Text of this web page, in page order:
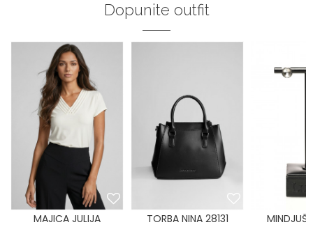
Dopunite outfit
MAJICA JULIJA TORBA NINA 28131